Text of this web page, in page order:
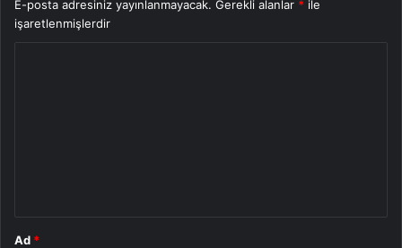
E-posta adresiniz yayınlanmayacak. Gerekli alanlar * ile
işaretlenmişlerdir
Ad *